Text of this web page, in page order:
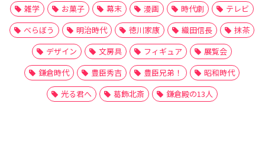
雑学
お菓子 幕末 漫画 時代劇
テレビ
べらぼう
明治時代 徳川家康 織田信長
抹茶
デザイン
文房具 フィギュア
展覧会
鎌倉時代
豊臣秀吉 豊臣兄弟！
昭和時代
光る君へ
葛飾北斎 鎌倉殿の13人